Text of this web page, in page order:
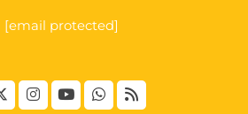
[email protected]